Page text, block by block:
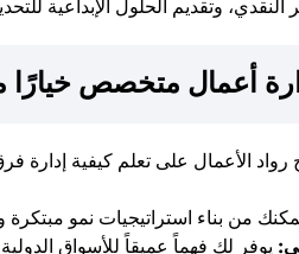
أعمال متخصص خيارًا
رواد الأعمال على تعلم كيفية إدارة